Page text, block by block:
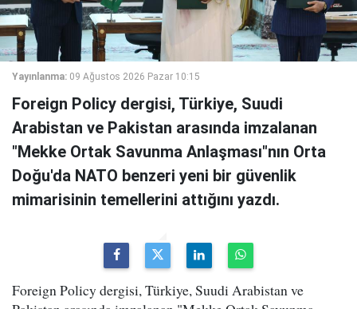
Yayınlanma: 09 Ağustos 2026 Pazar 10:15
Foreign Policy dergisi, Türkiye, Suudi
Arabistan ve Pakistan arasında imzalanan
"Mekke Ortak Savunma Anlaşması"nın Orta
Doğu'da NATO benzeri yeni bir güvenlik
mimarisinin temellerini attığını yazdı.
Foreign Policy dergisi, Türkiye, Suudi Arabistan ve